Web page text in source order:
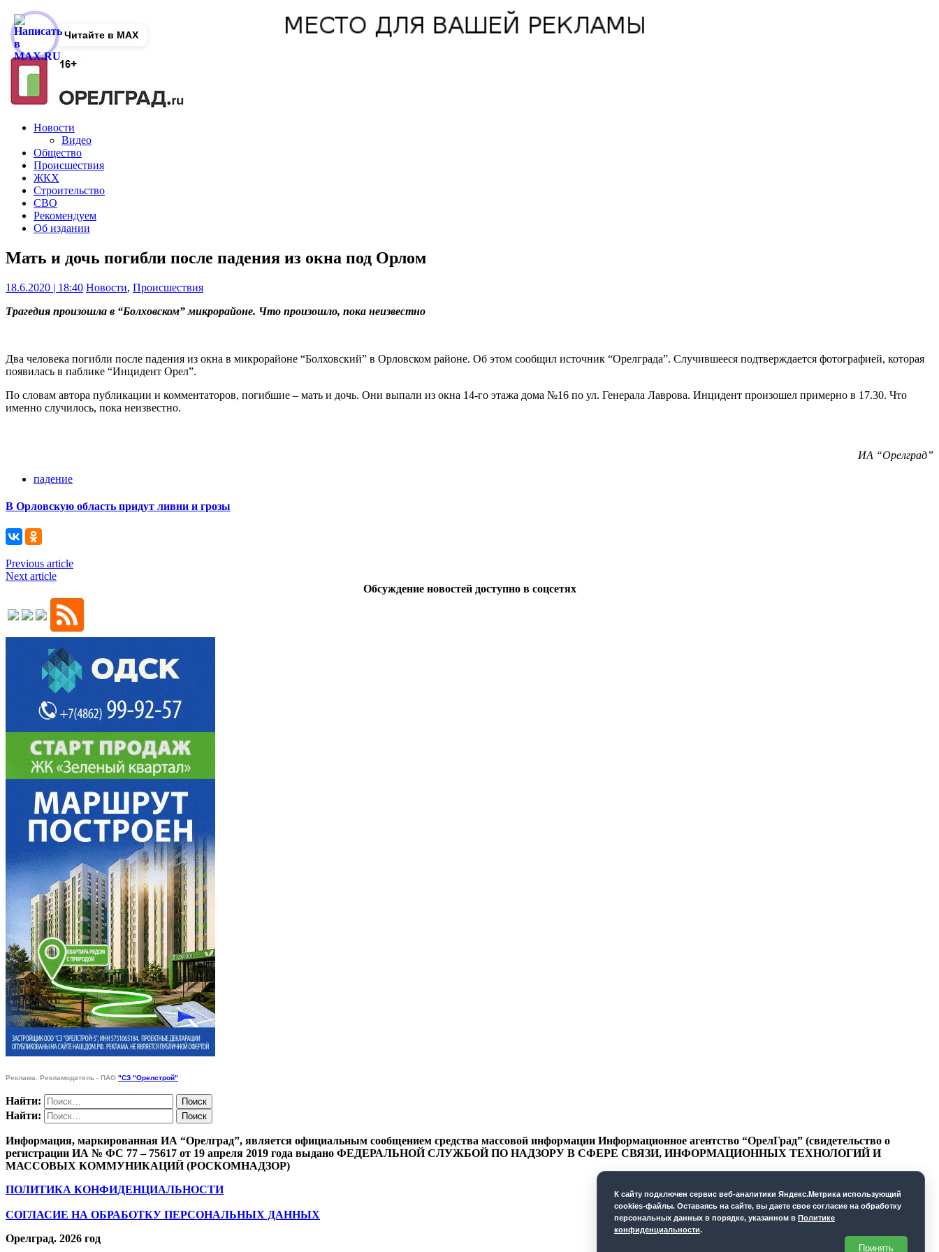
Новости
Видео
Общество
Происшествия
ЖКХ
Строительство
СВО
Рекомендуем
Об издании
Мать и дочь погибли после падения из окна под Орлом
18.6.2020 | 18:40 Новости, Происшествия
Трагедия произошла в “Болховском” микрорайоне. Что произошло, пока неизвестно
Два человека погибли после падения из окна в микрорайоне “Болховский” в Орловском районе. Об этом сообщил источник “Орелграда”. Случившееся подтверждается фотографией, которая
появилась в паблике “Инцидент Орел”.
По словам автора публикации и комментаторов, погибшие – мать и дочь. Они выпали из окна 14-го этажа дома №16 по ул. Генерала Лаврова. Инцидент произошел примерно в 17.30. Что
именно случилось, пока неизвестно.
ИА “Орелград”
падение
В Орловскую область придут ливни и грозы
Previous article
Next article
Обсуждение новостей доступно в соцсетях
Реклама. Рекламодатель - ПАО "СЗ "Орелстрой"
Найти:
Найти:
Информация, маркированная ИА “Орелград”, является официальным сообщением средства массовой информации Информационное агентство “ОрелГрад” (свидетельство о
регистрации ИА № ФС 77 – 75617 от 19 апреля 2019 года выдано ФЕДЕРАЛЬНОЙ СЛУЖБОЙ ПО НАДЗОРУ В СФЕРЕ СВЯЗИ, ИНФОРМАЦИОННЫХ ТЕХНОЛОГИЙ И
МАССОВЫХ КОММУНИКАЦИЙ (РОСКОМНАДЗОР)
ПОЛИТИКА КОНФИДЕНЦИАЛЬНОСТИ
СОГЛАСИЕ НА ОБРАБОТКУ ПЕРСОНАЛЬНЫХ ДАННЫХ
Орелград. 2026 год
Читайте в MAX
К cайту подключен сервис веб-аналитики Яндекс.Метрика использующий
cookies-файлы. Оставаясь на сайте, вы даете свое согласие на обработку
персональных данных в порядке, указанном в Политике
конфиденциальности.
Принять